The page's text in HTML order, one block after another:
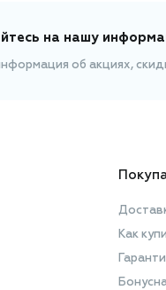
на нашу
об акциях,
Как